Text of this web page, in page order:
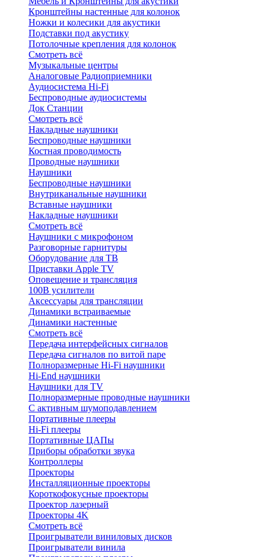
Кронштейны настенные для колонок
Ножки и колесики для акустики
Подставки под акустику
Потолочные крепления для колонок
Смотреть всё
Музыкальные центры
Аналоговые Радиоприемники
Аудиосистема Hi-Fi
Беспроводные аудиосистемы
Док Станции
Смотреть всё
Накладные наушники
Беспроводные наушники
Костная проводимость
Проводные наушники
Наушники
Беспроводные наушники
Внутриканальные наушники
Вставные наушники
Накладные наушники
Смотреть всё
Наушники с микрофоном
Разговорные гарнитуры
Оборудование для ТВ
Приставки Apple TV
Оповещение и трансляция
100В усилители
Аксессуары для трансляции
Динамики встраиваемые
Динамики настенные
Смотреть всё
Передача интерфейсных сигналов
Передача сигналов по витой паре
Полноразмерные Hi-Fi наушники
Hi-End наушники
Наушники для TV
Полноразмерные проводные наушники
С активным шумоподавлением
Портативные плееры
Hi-Fi плееры
Портативные ЦАПы
Приборы обработки звука
Контроллеры
Проекторы
Инсталляционные проекторы
Короткофокусные проекторы
Проектор лазерный
Проекторы 4K
Смотреть всё
Проигрыватели виниловых дисков
Проигрыватели винила